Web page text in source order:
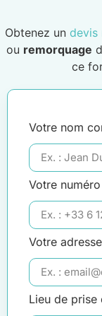
Obtenez un devis
ou remorquage
ce
Votre nom
Votre
Votre
Lieu de prise